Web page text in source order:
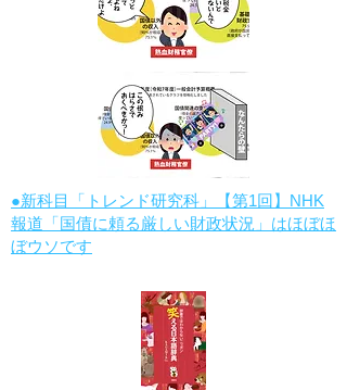
●新科目「トレンド研究科」【第1回】NHK
報道「国債に頼る厳しい財政状況」はほぼほ
ぼウソです